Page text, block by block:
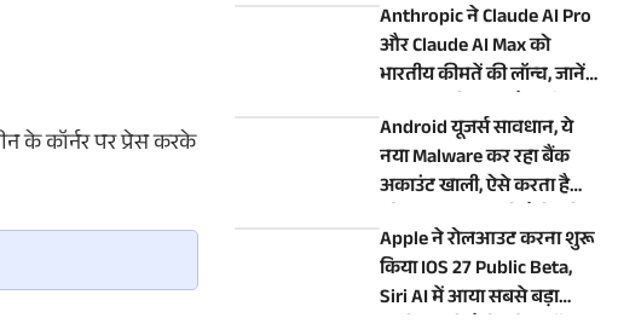
के कॉर्नर पर प्रेस करके
काम
Anthropic ने Claude AI Pro
और Claude AI Max को
भारतीय कीमतें की लॉन्च, जानें
महंगा?
Android यूजर्स सावधान, ये
नया Malware कर रहा बैंक
अकाउंट खाली, ऐसे करता है
Apple ने रोलआउट करना शुरू
किया IOS 27 Public Beta,
Siri AI में आया सबसे बड़ा